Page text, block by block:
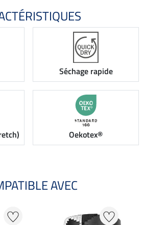
Séchage rapide
Oekotex®
AVEC